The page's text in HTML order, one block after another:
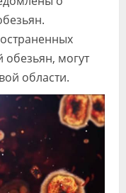
могут
области.